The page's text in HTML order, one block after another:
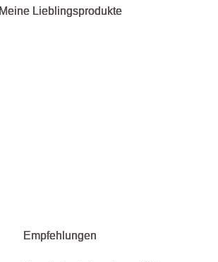
Meine Lieblingsprodukte
Empfehlungen